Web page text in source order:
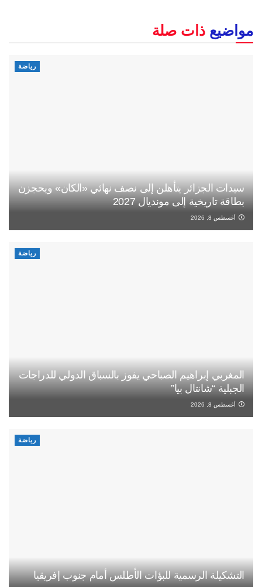
مواضيع ذات صلة
رياضة
سيدات الجزائر يتأهلن إلى نصف نهائي «الكان» ويحجزن
بطاقة تاريخية إلى مونديال 2027
أغسطس 8, 2026
رياضة
المغربي إبراهيم الصباحي يفوز بالسباق الدولي للدراجات
الجبلية “شانتال بيا”
أغسطس 8, 2026
رياضة
التشكيلة الرسمية للبؤات الأطلس أمام جنوب إفريقيا